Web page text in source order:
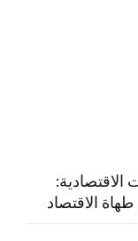
الاقتصادية:
الاقتصاد